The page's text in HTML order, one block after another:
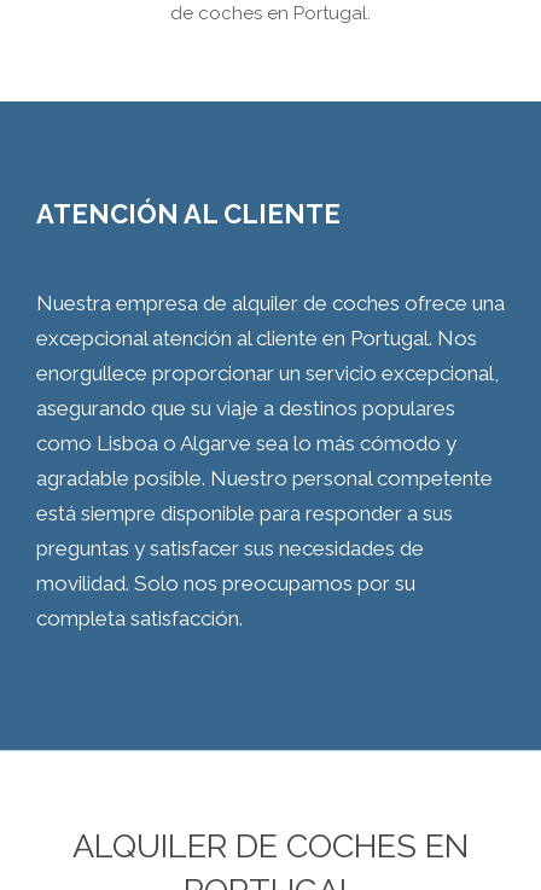
de coches en Portugal.
ATENCIÓN AL CLIENTE
Nuestra empresa de alquiler de coches ofrece una
excepcional atención al cliente en Portugal. Nos
enorgullece proporcionar un servicio excepcional,
asegurando que su viaje a destinos populares
como Lisboa o Algarve sea lo más cómodo y
agradable posible. Nuestro personal competente
está siempre disponible para responder a sus
preguntas y satisfacer sus necesidades de
movilidad. Solo nos preocupamos por su
completa satisfacción.
ALQUILER DE COCHES EN